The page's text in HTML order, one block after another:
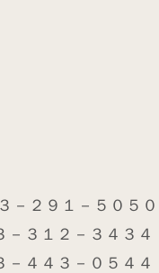
２９１－５０５０
１２－３４３４
４３－０５４４